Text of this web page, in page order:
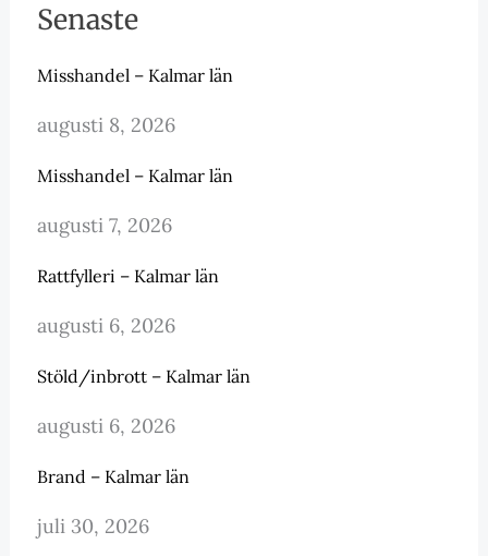
Senaste
Misshandel – Kalmar län
augusti 8, 2026
Misshandel – Kalmar län
augusti 7, 2026
Rattfylleri – Kalmar län
augusti 6, 2026
Stöld/inbrott – Kalmar län
augusti 6, 2026
Brand – Kalmar län
juli 30, 2026